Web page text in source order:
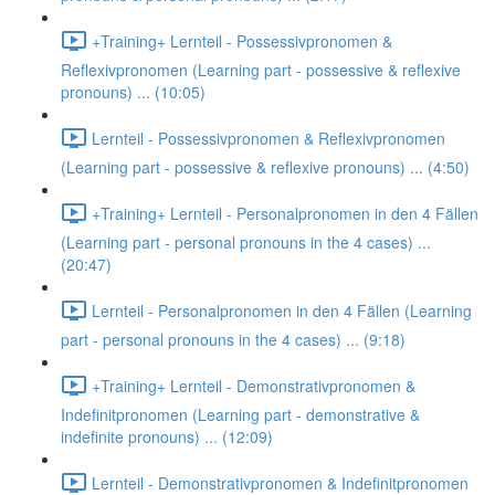
+Training+ Lernteil - Possessivpronomen &
Reflexivpronomen (Learning part - possessive & reflexive
pronouns) ... (10:05)
Lernteil - Possessivpronomen & Reflexivpronomen
(Learning part - possessive & reflexive pronouns) ... (4:50)
+Training+ Lernteil - Personalpronomen in den 4 Fällen
(Learning part - personal pronouns in the 4 cases) ...
(20:47)
Lernteil - Personalpronomen in den 4 Fällen (Learning
part - personal pronouns in the 4 cases) ... (9:18)
+Training+ Lernteil - Demonstrativpronomen &
Indefinitpronomen (Learning part - demonstrative &
indefinite pronouns) ... (12:09)
Lernteil - Demonstrativpronomen & Indefinitpronomen